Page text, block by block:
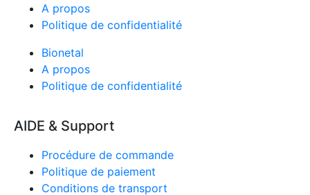
A propos
Politique de confidentialité
Bionetal
A propos
Politique de confidentialité
AIDE & Support
Procédure de commande
Politique de paiement
Conditions de transport